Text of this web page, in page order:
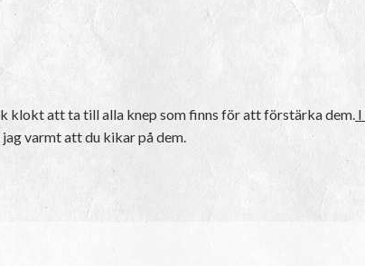
klokt att ta till alla knep som finns för att förstärka dem.
varmt att du kikar på dem.